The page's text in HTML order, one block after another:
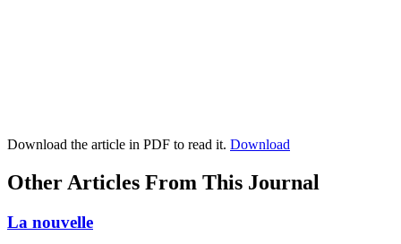
Download the article in PDF to read it. Download
Other Articles From This Journal
La nouvelle